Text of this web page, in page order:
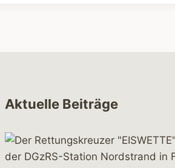
Aktuelle Beiträge